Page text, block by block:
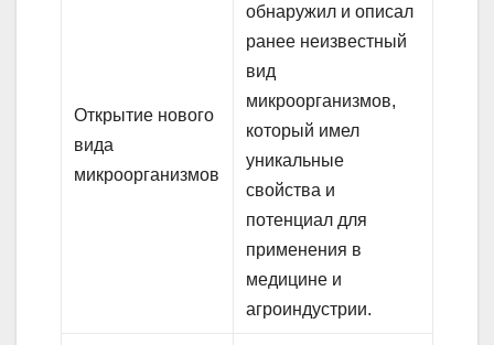
Открытие нового
вида
микроорганизмов
обнаружил и описал
ранее неизвестный
вид
микроорганизмов,
который имел
уникальные
свойства и
потенциал для
применения в
медицине и
агроиндустрии.